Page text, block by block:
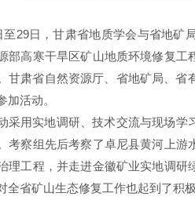
至29日，甘肃省地质学会与省地矿
部高寒干旱区矿山地质环境修复
甘肃省自然资源厅、省地矿局、
加活动。
采用实地调研、技术交流与现场
考察组先后考察了卓尼县黄河上
理工程，并走进金徽矿业实地调
全省矿山生态修复工作也起到了积